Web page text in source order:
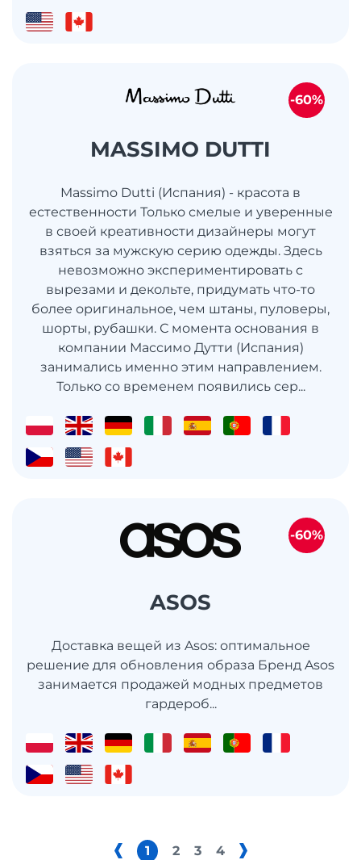
MASSIMO DUTTI
Massimo Dutti (Испания) - красота в
естественности Только смелые и уверенные
в своей креативности дизайнеры могут
взяться за мужскую серию одежды. Здесь
невозможно экспериментировать с
вырезами и декольте, придумать что-то
более оригинальное, чем штаны, пуловеры,
шорты, рубашки. С момента основания в
компании Массимо Дутти (Испания)
занимались именно этим направлением.
Только со временем появились сер...
-60%
ASOS
Доставка вещей из Asos: оптимальное
решение для обновления образа Бренд Asos
занимается продажей модных предметов
гардероб...
-60%
1 2 3 4